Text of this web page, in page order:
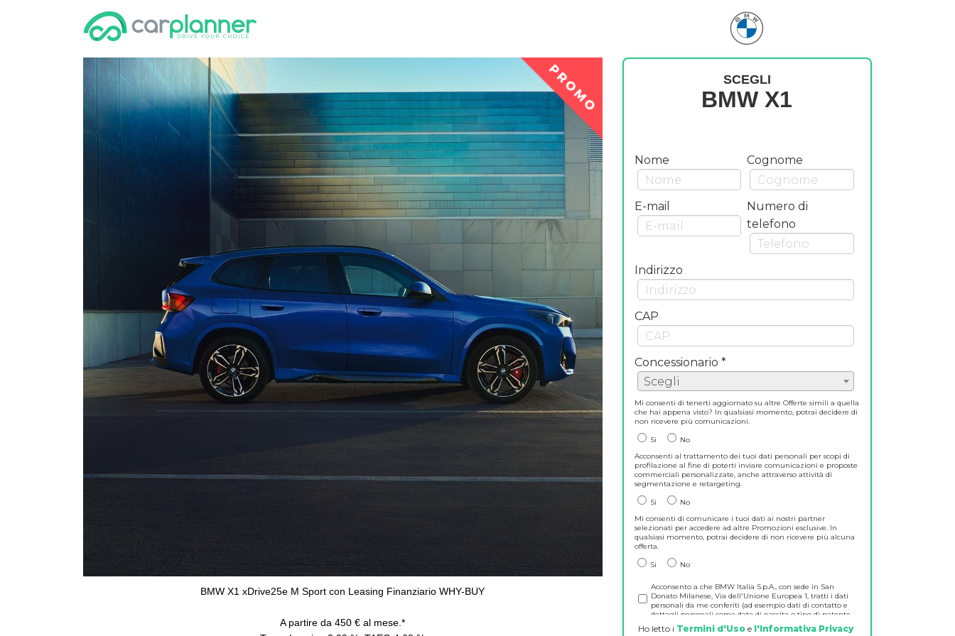
BMW X1 xDrive25e M Sport con Leasing Finanziario WHY-BUY
A partire da 450 € al mese.*
SCEGLI
BMW X1
Nome Cognome
E-mail
Numero di
telefono
Indirizzo
CAP
Concessionario *
Scegli
Mi consenti di tenerti aggiornato su altre Offerte simili a quella
che hai appena visto? In qualsiasi momento, potrai decidere di
non ricevere più comunicazioni.
Si
No
Acconsenti al trattamento dei tuoi dati personali per scopi di
profilazione al fine di poterti inviare comunicazioni e proposte
commerciali personalizzate, anche attraverso attività di
segmentazione e retargeting.
Si
No
Mi consenti di comunicare i tuoi dati ai nostri partner
selezionati per accedere ad altre Promozioni esclusive. In
qualsiasi momento, potrai decidere di non ricevere più alcuna
offerta.
Si
No
Acconsento a che BMW Italia S.p.A., con sede in San
Donato Milanese, Via dell'Unione Europea 1, tratti i dati
personali da me conferiti (ad esempio dati di contatto e
dettagli personali come data di nascita o tipo di patente,
hobbies, interessi) per attività di fidelizzazione della
clientela e per comunicazioni e informazioni su prodotti
Ho letto i Termini d'Uso e l'Informativa Privacy